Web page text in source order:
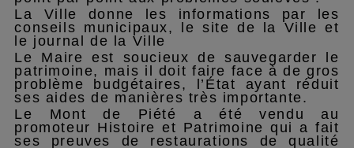
La Ville donne les informations par les
conseils municipaux, le site de la Ville et
le journal de la Ville
Le Maire est soucieux de sauvegarder le
patrimoine, mais il doit faire face à de gros
problème budgétaires, l’État ayant réduit
ses aides de manières très importante.
Le Mont de Piété a été vendu au
promoteur Histoire et Patrimoine qui a fait
ses preuves de restaurations de qualité